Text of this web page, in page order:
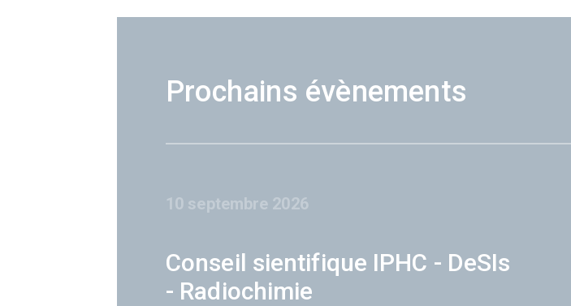
Prochains évènements
10 septembre 2026
Conseil sientifique IPHC - DeSIs
- Radiochimie